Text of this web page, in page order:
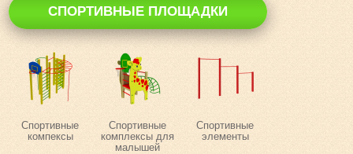
СПОРТИВНЫЕ ПЛОЩАДКИ
Спортивные
компексы
Спортивные
комплексы для
малышей
Спортивные
элементы